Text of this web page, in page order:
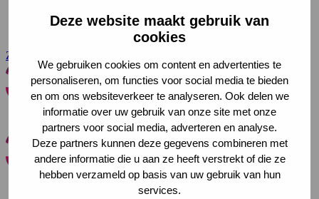
Deze website maakt gebruik van
cookies
We gebruiken cookies om content en advertenties te
personaliseren, om functies voor social media te bieden
en om ons websiteverkeer te analyseren. Ook delen we
informatie over uw gebruik van onze site met onze
partners voor social media, adverteren en analyse.
Deze partners kunnen deze gegevens combineren met
andere informatie die u aan ze heeft verstrekt of die ze
hebben verzameld op basis van uw gebruik van hun
services.
Met steun van
Folders en brochures downloaden
Zoeken
Saffier
Zoeken
Menu Sluiten
Zoeken
Saffier